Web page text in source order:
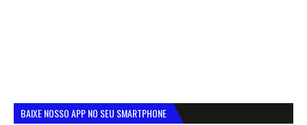
BAIXE NOSSO APP NO SEU SMARTPHONE